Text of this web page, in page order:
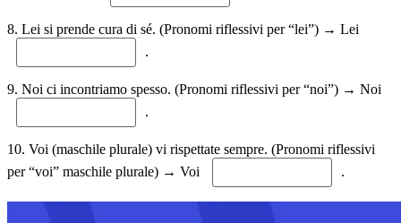
8. Lei si prende cura di sé. (Pronomi riflessivi per “lei”) → Lei
.
9. Noi ci incontriamo spesso. (Pronomi riflessivi per “noi”) → Noi
.
10. Voi (maschile plurale) vi rispettate sempre. (Pronomi riflessivi
per “voi” maschile plurale) → Voi
.